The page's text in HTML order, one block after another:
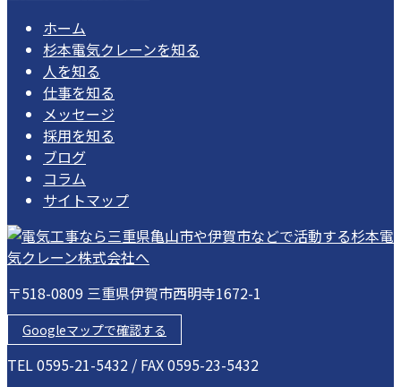
ホーム
杉本電気クレーンを知る
人を知る
仕事を知る
メッセージ
採用を知る
ブログ
コラム
サイトマップ
〒518-0809 三重県伊賀市西明寺1672-1
Googleマップで確認する
TEL 0595-21-5432 / FAX 0595-23-5432